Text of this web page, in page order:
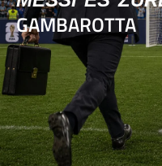
GAMBAROTTA